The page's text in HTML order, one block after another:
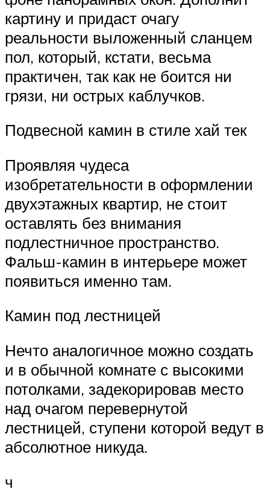
картину и придаст очагу
реальности выложенный сланцем
пол, который, кстати, весьма
практичен, так как не боится ни
грязи, ни острых каблучков.
Подвесной камин в стиле хай тек
Проявляя чудеса
изобретательности в оформлении
двухэтажных квартир, не стоит
оставлять без внимания
подлестничное пространство.
Фальш-камин в интерьере может
появиться именно там.
Камин под лестницей
Нечто аналогичное можно создать
и в обычной комнате с высокими
потолками, задекорировав место
над очагом перевернутой
лестницей, ступени которой ведут в
абсолютное никуда.
ч